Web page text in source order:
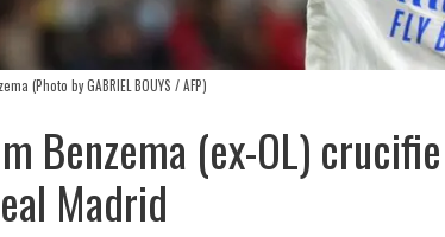
(Photo by GABRIEL BOUYS / AFP)
Benzema (ex-OL)
Madrid